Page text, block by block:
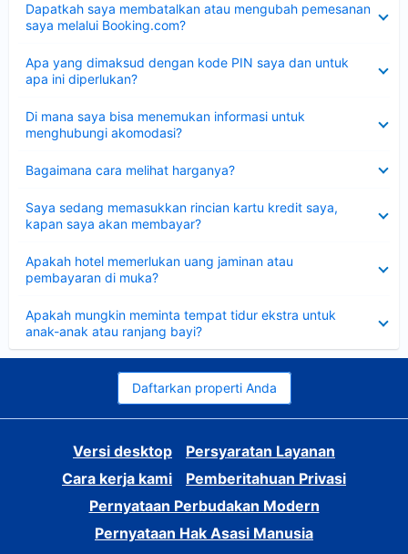
Dapatkah saya membatalkan atau mengubah pemesanan
saya melalui Booking.com?
Apa yang dimaksud dengan kode PIN saya dan untuk
apa ini diperlukan?
Di mana saya bisa menemukan informasi untuk
menghubungi akomodasi?
Bagaimana cara melihat harganya?
Saya sedang memasukkan rincian kartu kredit saya,
kapan saya akan membayar?
Apakah hotel memerlukan uang jaminan atau
pembayaran di muka?
Apakah mungkin meminta tempat tidur ekstra untuk
anak-anak atau ranjang bayi?
Daftarkan properti Anda
Versi desktop
Persyaratan Layanan
Cara kerja kami
Pemberitahuan Privasi
Pernyataan Perbudakan Modern
Pernyataan Hak Asasi Manusia